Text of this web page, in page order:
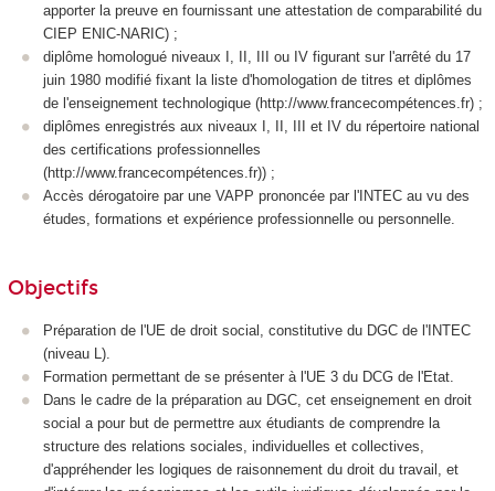
apporter la preuve en fournissant une attestation de comparabilité du
CIEP ENIC-NARIC) ;
diplôme homologué niveaux I, II, III ou IV figurant sur l'arrêté du 17
juin 1980 modifié fixant la liste d'homologation de titres et diplômes
de l'enseignement technologique (http://www.francecompétences.fr) ;
diplômes enregistrés aux niveaux I, II, III et IV du répertoire national
des certifications professionnelles
(http://www.francecompétences.fr)) ;
Accès dérogatoire par une VAPP prononcée par l'INTEC au vu des
études, formations et expérience professionnelle ou personnelle.
Objectifs
Préparation de l'UE de droit social, constitutive du DGC de l'INTEC
(niveau L).
Formation permettant de se présenter à l'UE 3 du DCG de l'Etat.
Dans le cadre de la préparation au DGC, cet enseignement en droit
social a pour but de permettre aux étudiants de comprendre la
structure des relations sociales, individuelles et collectives,
d'appréhender les logiques de raisonnement du droit du travail, et